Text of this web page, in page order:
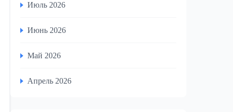
Июль 2026
Июнь 2026
Май 2026
Апрель 2026